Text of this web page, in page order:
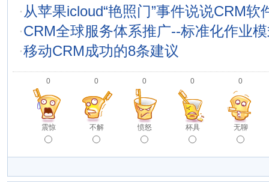
· 从苹果icloud“艳照门”事件说说CRM软
·CRM全球服务体系推广--标准化作业
·移动CRM成功的8条建议
0
震惊
0
不解
0
愤怒
0
杯具
0
无聊